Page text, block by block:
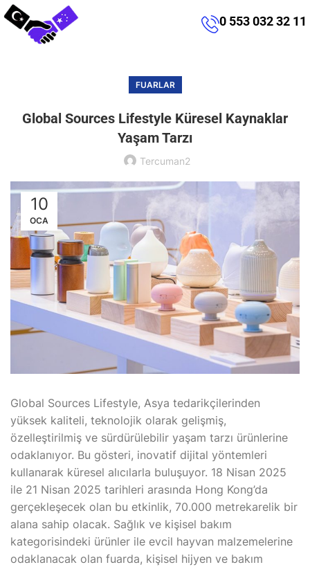
0 553 032 32 11
FUARLAR
Global Sources Lifestyle Küresel Kaynaklar
Yaşam Tarzı
Tercuman2
10
OCA
Global Sources Lifestyle, Asya tedarikçilerinden
yüksek kaliteli, teknolojik olarak gelişmiş,
özelleştirilmiş ve sürdürülebilir yaşam tarzı ürünlerine
odaklanıyor. Bu gösteri, inovatif dijital yöntemleri
kullanarak küresel alıcılarla buluşuyor. 18 Nisan 2025
ile 21 Nisan 2025 tarihleri arasında Hong Kong’da
gerçekleşecek olan bu etkinlik, 70.000 metrekarelik bir
alana sahip olacak. Sağlık ve kişisel bakım
kategorisindeki ürünler ile evcil hayvan malzemelerine
odaklanacak olan fuarda, kişisel hijyen ve bakım